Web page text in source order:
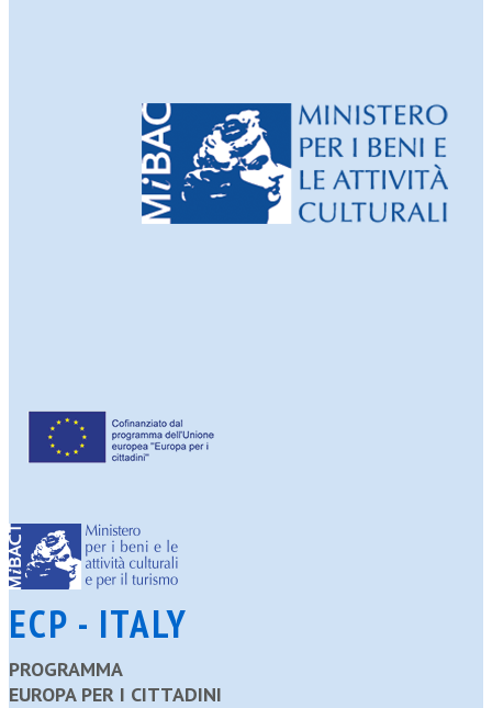
ECP - ITALY
PROGRAMMA
EUROPA PER I CITTADINI